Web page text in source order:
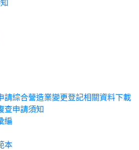
請綜合營造業變更登記相關資料下載
查申請須知
編
本